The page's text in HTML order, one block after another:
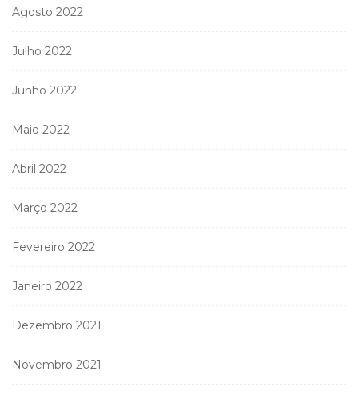
Agosto 2022
Julho 2022
Junho 2022
Maio 2022
Abril 2022
Março 2022
Fevereiro 2022
Janeiro 2022
Dezembro 2021
Novembro 2021